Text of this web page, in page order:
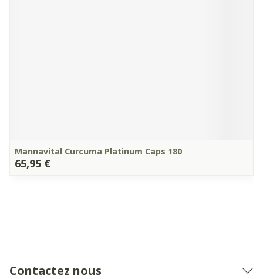
Mannavital Curcuma Platinum Caps 180
65,95 €
Contactez nous